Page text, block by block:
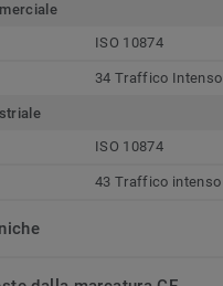
ISO 10874
34 Traffico Intenso
ISO 10874
43 Traffico intenso